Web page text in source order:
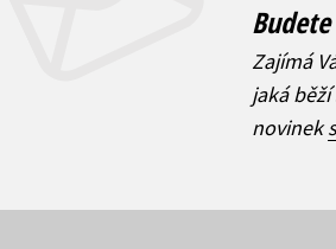
Zajímá
jaká
novinek